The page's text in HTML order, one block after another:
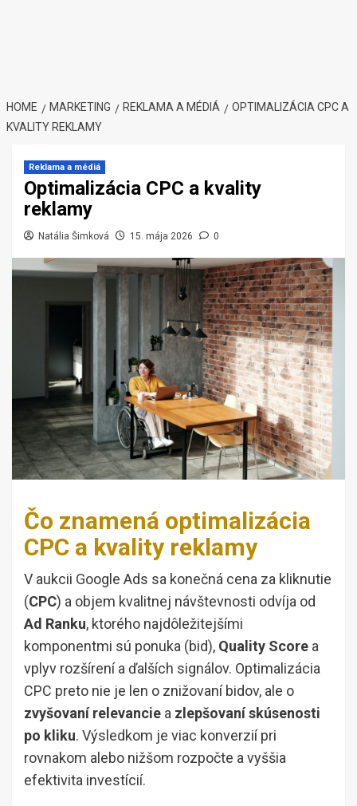
HOME MARKETING REKLAMA A MÉDIÁ
OPTIMALIZÁCIA CPC A
KVALITY REKLAMY
Reklama a médiá
Optimalizácia CPC a kvality
reklamy
Natália Šimková 15. mája 2026 0
Čo znamená optimalizácia
CPC a kvality reklamy
V aukcii Google Ads sa konečná cena za kliknutie
(CPC) a objem kvalitnej návštevnosti odvíja od
Ad Ranku, ktorého najdôležitejšími
komponentmi sú ponuka (bid), Quality Score a
vplyv rozšírení a ďalších signálov. Optimalizácia
CPC preto nie je len o znižovaní bidov, ale o
zvyšovaní relevancie a zlepšovaní skúsenosti
po kliku. Výsledkom je viac konverzií pri
rovnakom alebo nižšom rozpočte a vyššia
efektivita investícií.